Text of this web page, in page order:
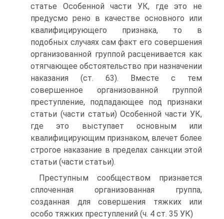
статье Особенной части УК, где это не
предусмо рено в качестве основного или
квалифицирующего признака, то в
подобных случаях сам факт его совершения
организованной группой расценивается как
отягчающее обстоятельство при назначении
наказания (ст. 63). Вместе с тем
совершенное организованной группой
преступление, подпадающее под признаки
статьи (части статьи) Особенной части УК,
где это выступает основным или
квалифицирующим признаком, влечет более
строгое наказание в пределах санкции этой
статьи (части статьи).
Преступным сообществом признается
сплоченная организованная группа,
созданная для совершения тяжких или
особо тяжких преступлений (ч. 4 ст. 35 УК)